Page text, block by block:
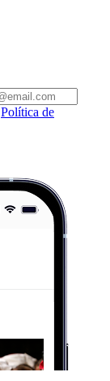
Política de